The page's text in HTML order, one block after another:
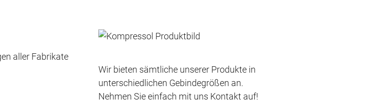
aller Fabrikate
Wir bieten sämtliche unserer Produkte in
unterschiedlichen Gebindegrößen an.
Nehmen Sie einfach mit uns Kontakt auf!